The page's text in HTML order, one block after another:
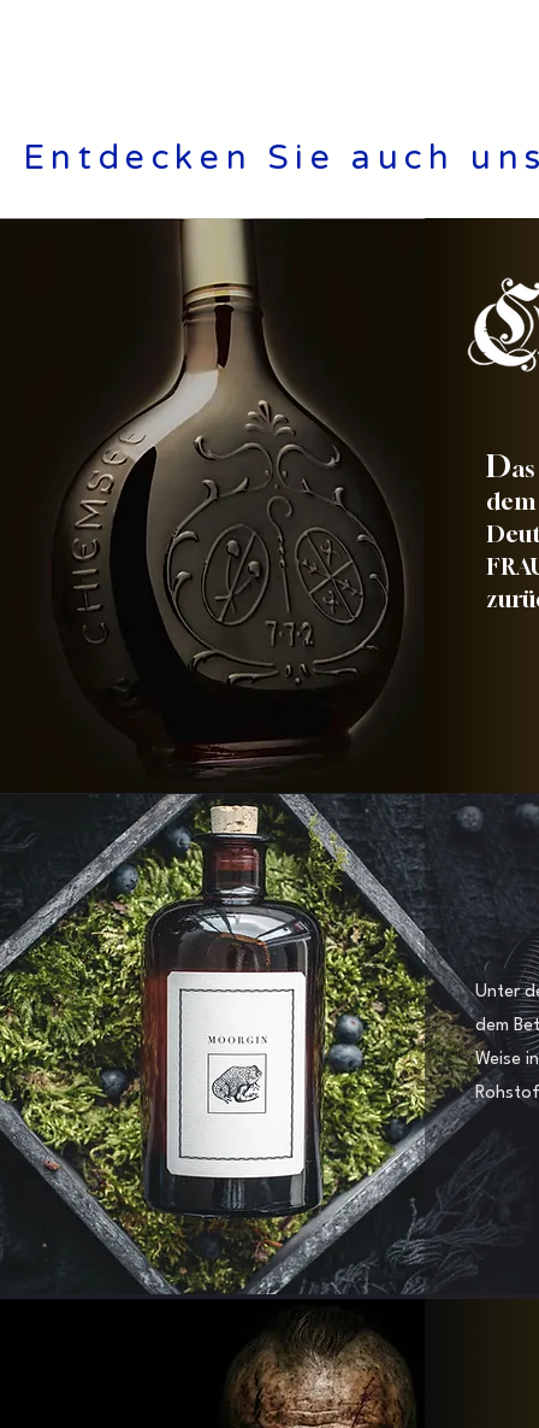
Entdecken Sie auch
D
Unter
dem
Weise